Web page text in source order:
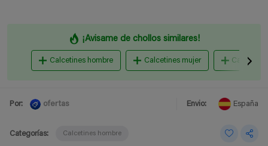
¡Avisame de chollos similares!
Calcetines hombre Calcetines mujer
Por: ofertas Envio: España
Categorías: Calcetines hombre